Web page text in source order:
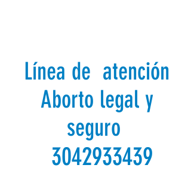
Línea de atención
Aborto legal y
seguro
3042933439